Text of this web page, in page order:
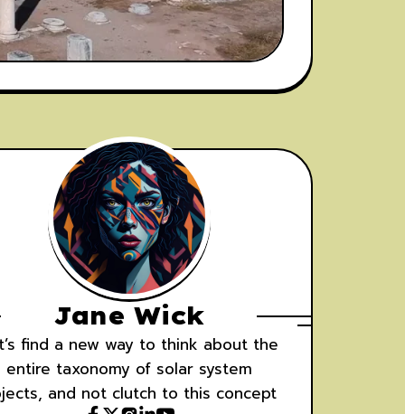
Jane Wick
find a new way to think about the
entire taxonomy of solar system
and not clutch to this concept